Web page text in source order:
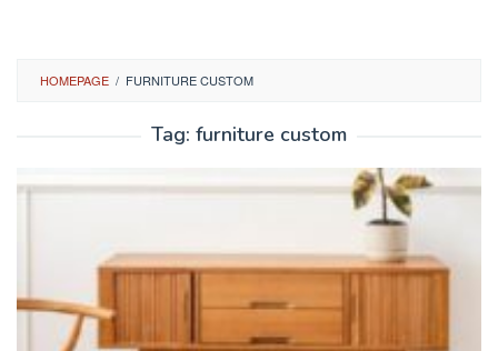
HOMEPAGE / FURNITURE CUSTOM
Tag: furniture custom